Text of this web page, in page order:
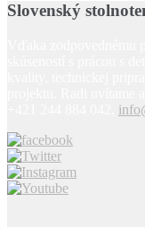
Slovenský